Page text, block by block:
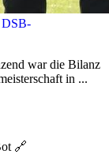
war die Bilanz
in ...
🔗